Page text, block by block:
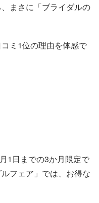
まさに「ブライダルの
ミ1位の理由を体感で
1日までの3か月限定で
フェア」では、お得な